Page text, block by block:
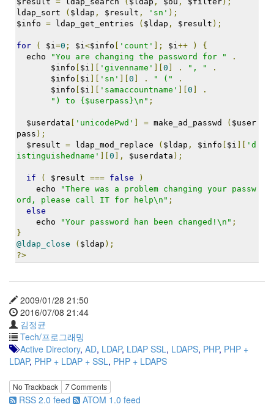
ldap_sort
( $ldap , $result , 'sn' );
$info = ldap_get_entries ( $ldap , $result );
for ( $i=0 ; $i<$info 'count' ]; $i++ )
{
echo
"You are changing the password for "
.
$info
$i 'givenname' 0 . ", "
.
$info
$i 'sn' 0 . " ("
.
$info
$i 'samaccountname' 0
.
") to {$userpass}\n" ;
$userdata 'unicodePwd' = make_ad_passwd ( $user
pass );
$result = ldap_mod_replace ( $ldap , $info $i
'd
istinguishedname'
0 ], $userdata );
if ( $result === false
)
echo
"There was a problem changing your passw
ord, please call IT for help\n" ;
else
echo
"Your password han been changed!\n" ;
}
@ldap_close
( $ldap );
?>
2009/01/28 21:50
2016/07/08 21:44
김정균
Tech/프로그래밍
Active Directory, AD, LDAP, LDAP SSL, LDAPS, PHP, PHP +
LDAP, PHP + LDAP + SSL, PHP + LDAPS
No Trackback 7Comments
RSS 2.0 feed ATOM 1.0 feed
전
지
전...
하
맥
스
XPH70.2
1
by
김
균